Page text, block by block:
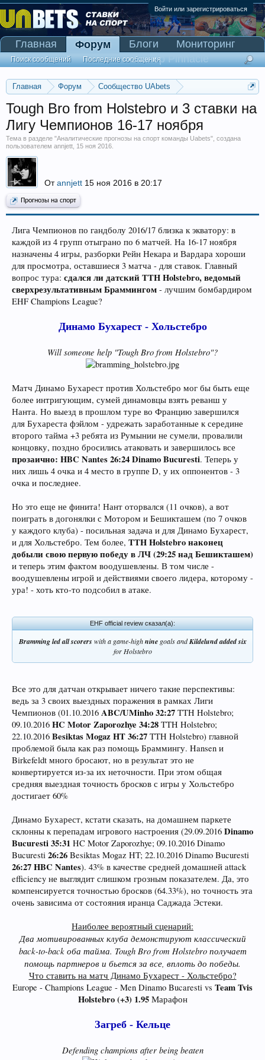
Войти или зарегистрироваться
Главная Форум
Сообщество UAbets
Tough Bro from Holstebro и 3 ставки на
Лигу Чемпионов 16-17 ноября
Тема в разделе "Аналитические прогнозы на спорт команды Uabets", создана
пользователем annjett 15 ноя 2016
От annjett 15 ноя 2016 в 20:17
Прогнозы на спорт
Лига Чемпионов по гандболу 2016/17 близка к экватору: в
каждой из 4 групп отыграно по 6 матчей. На 16-17 ноября
назначены 4 игры, разборки Рейн Некара и Вардара хороши
для просмотра, оставшиеся 3 матча - для ставок. Главный
вопрос тура: сдался ли датский TTH Holstebro, ведомый
сверхрезультативным Браммингом - лучшим бомбардиром
EHF Champions League?
Динамо Бухарест - Хольстебро
Will someone help "Tough Bro from Holstebro"?
Матч Динамо Бухарест против Хольстебро мог бы быть еще
более интригующим, сумей динамовцы взять реванш у
Нанта. Но выезд в прошлом туре во Францию завершился
для Бухареста фэйлом - удрежать заработанные к середине
второго тайма +3 ребята из Румынии не сумели, провалили
концовку, поздно бросились атаковать и завершилось все
прозаично: HBC Nantes 26:24 Dinamo Bucuresti. Теперь у
них лишь 4 очка и 4 место в группе D, у их оппонентов - 3
очка и последнее.
Но это еще не финита! Нант оторвался (11 очков), а вот
поиграть в догонялки с Мотором и Бешикташем (по 7 очков
у каждого клуба) - посильная задача и для Динамо Бухарест,
и для Хольстебро. Тем более, TTH Holstebro наконец
добыли свою первую победу в ЛЧ (29:25 над Бешикташем)
и теперь этим фактом воодушевлены. В том числе -
воодушевлены игрой и действиями своего лидера, которому -
ура! - хоть кто-то подсобил в атаке.
EHF official review сказал(а):
Bramming led all scorers with a game-highninegoals andKildelund added six
for Holstebro
Все это для датчан открывает ничего такие перспективы:
ведь за 3 своих выездных поражения в рамках Лиги
Чемпионов (01.10.2016 ABC/UMinho 32:27 TTH Holstebro;
09.10.2016 HC Motor Zaporozhye 34:28 TTH Holstebro;
22.10.2016 Besiktas Mogaz HT 36:27 TTH Holstebro) главной
проблемой была как раз помощь Браммингу. Hansen и
Birkefeldt много бросают, но в результат это не
конвертируется из-за их неточности. При этом общая
средняя выездная точность бросков с игры у Хольстебро
достигает 60%
Динамо Бухарест, кстати сказать, на домашнем паркете
склонны к перепадам игрового настроения (29.09.2016 Dinamo
Bucuresti 35:31 HC Motor Zaporozhye; 09.10.2016 Dinamo
Bucuresti 26:26 Besiktas Mogaz HT; 22.10.2016 Dinamo Bucuresti
26:27 HBC Nantes). 43% в качестве средней домашней attack
efficiency не выглядит слишком грозным показателем. Да, это
компенсируется точностью бросков (64.33%), но точность эта
очень зависима от состояния иранца Саджада Эстеки.
Наиболее вероятный сценарий:
Два мотивированных клуба демонстируют классический
back-to-back оба тайма. Tough Bro from Holstebro получает
помощь партнеров и бьется за все, вплоть до победы.
Что ставить на матч Динамо Бухарест - Хольстебро?
Europe - Champions League - Men Dinamo Bucaresti vs Team Tvis
Holstebro (+3) 1.95 Марафон​
Загреб - Кельце
Defending champions after being beaten
Главная Форум
Поиск сообщений Последние сообщения
Блоги
Мониторинг
Сканер Pinnacle